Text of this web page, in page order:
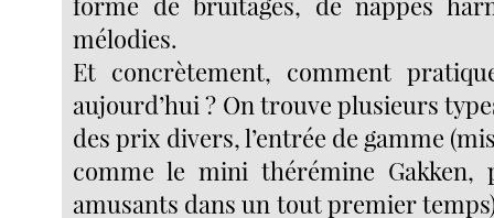
mélodies.
Et concrètement, comment
aujourd’hui ? On trouve plusieurs
des prix divers, l’entrée de gamme
comme le mini thérémine
amusants dans un tout premier